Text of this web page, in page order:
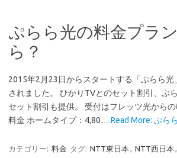
ぷらら光の料金プラ
ら？
2015年2月23日からスタートする「ぷらら光
されました。 ひかりTVとのセット割引、ぷ
セット割引も提供。 受付はフレッツ光から
料金 ホームタイプ：4,80… Read More: ぷら
カテゴリー: 料金 タグ: NTT東日本, NTT西日本,